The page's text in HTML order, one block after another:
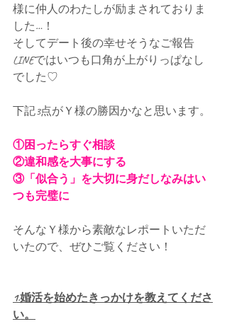
様に仲人のわたしが励まされておりま
した…！
そしてデート後の幸せそうなご報告
LINEではいつも口角が上がりっぱなし
でした♡
下記3点がＹ様の勝因かなと思います。
①困ったらすぐ相談
②違和感を大事にする
③「似合う」を大切に身だしなみはい
つも完璧に
そんなＹ様から素敵なレポートいただ
いたので、ぜひご覧ください！
1.婚活を始めたきっかけを教えてくださ
い。